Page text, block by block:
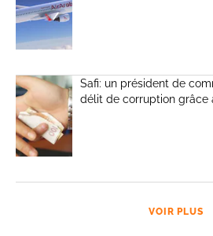
Safi: un président de
délit de corruption grâce
VOIR PLUS